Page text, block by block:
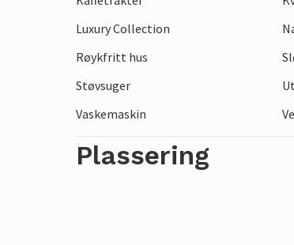
De historiske byene Zagreb og
ideelle for dagsturer. Gornja
for en variert og avslappende
Luxury Collection
Røykfritt hus
Støvsuger
Vaskemaskin
Plassering